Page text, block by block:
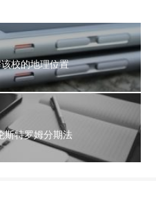
校的地理位置
斯特罗姆分期法